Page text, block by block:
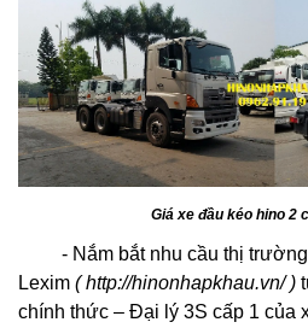
Giá xe đầu kéo hino 2
- Nắm bắt nhu cầu thị
Lexim (http://hinonhapkhau.vn/)
chính thức – Đại lý 3S cấp 1 của